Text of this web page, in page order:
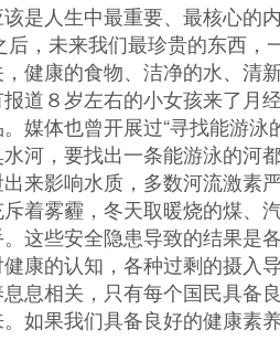
人生中最重要、最核心的
，未来我们最珍贵的东西
健康的食物、洁净的水、清
道８岁左右的小女孩来了月
媒体也曾开展过“寻找能游
河，要找出一条能游泳的河
来影响水质，多数河流激素
着雾霾，冬天取暖烧的煤、
这些安全隐患导致的结果是
康的认知，各种过剩的摄入
息相关，只有每个国民具备
如果我们具备良好的健康素